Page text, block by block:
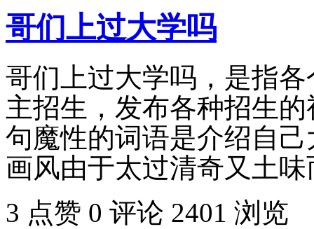
哥们上过大学吗
哥们上过大学吗，是指
主招生，发布各种招生
句魔性的词语是介绍自
画风由于太过清奇又土
3 点赞 0 评论 2401 浏览